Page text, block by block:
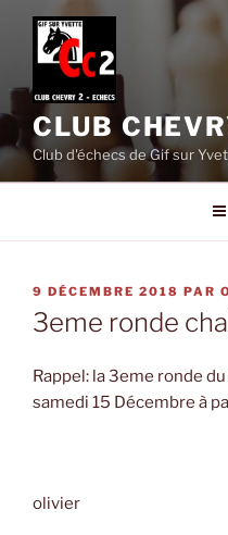
Aller
contenu
principal
CLUB
Club d'échecs de Gif sur
PUBLIÉ
LE
9 DÉCEMBRE 2018 PAR
3eme ronde
Rappel: la 3eme ronde
samedi 15 Décembre à
olivier